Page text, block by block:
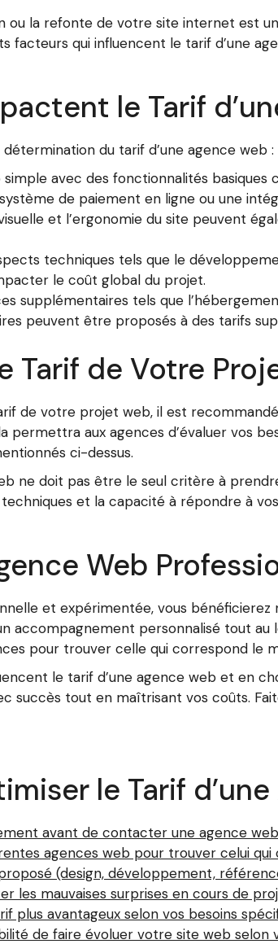
ou la refonte de votre site internet est
facteurs qui influencent le tarif d’une
le Tarif
du tarif d’une agence web :
simple avec des fonctionnalités
de paiement en ligne ou une
et l’ergonomie du site peuvent
techniques tels que le
le coût global du projet.
supplémentaires tels que
peuvent être proposés à des tarifs
Tarif de Votre
de votre projet web, il est
permettra aux agences d’évaluer vos
ci-dessus.
ne doit pas être le seul critère à
et la capacité à répondre à
Web
et expérimentée, vous
accompagnement personnalisé tout
pour trouver celle qui correspond le
le tarif d’une agence web et en
tout en maîtrisant vos coûts.
le Tarif
avant de contacter une agence
agences web pour trouver celui
(design, développement,
les mauvaises surprises en cours de
plus avantageux selon vos besoins
de faire évoluer votre site web selon